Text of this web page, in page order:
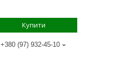
Купити
+380 (97) 932-45-10